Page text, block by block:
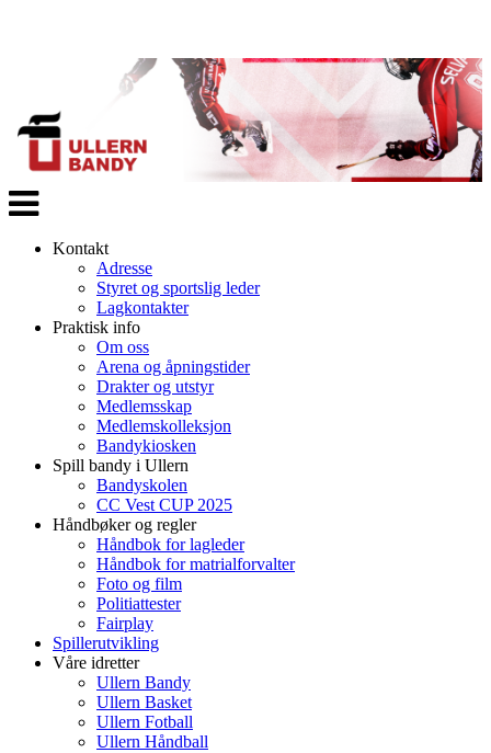
Veksle
navigasjon
Kontakt
Adresse
Styret og sportslig leder
Lagkontakter
Praktisk info
Om oss
Arena og åpningstider
Drakter og utstyr
Medlemsskap
Medlemskolleksjon
Bandykiosken
Spill bandy i Ullern
Bandyskolen
CC Vest CUP 2025
Håndbøker og regler
Håndbok for lagleder
Håndbok for matrialforvalter
Foto og film
Politiattester
Fairplay
Spillerutvikling
Våre idretter
Ullern Bandy
Ullern Basket
Ullern Fotball
Ullern Håndball